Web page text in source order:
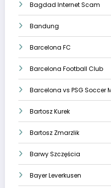
Bagdad Internet Scam
Bandung
Barcelona FC
Barcelona Football Club
Barcelona vs PSG Soccer
Bartosz Kurek
Bartosz Zmarzlik
Barwy Szczęścia
Bayer Leverkusen